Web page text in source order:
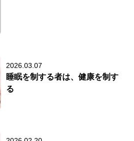
2026.03.07
睡眠を制する者は、健康を制す
る